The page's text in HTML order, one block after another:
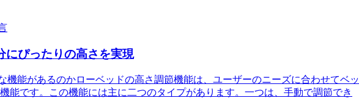
にぴったりの高さを実現
機能があるのかローベッドの高さ調節機能は、ユーザーのニーズに合わせてベッ
能です。この機能には主に二つのタイプがあります。一つは、手動で調節でき